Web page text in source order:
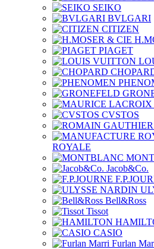
SEIKO
BVLGARI
CITIZEN
PIAGET
CVSTOS
ROYALE
Jacob&Co.
Bell&Ross
Tissot
CASIO
Furlan